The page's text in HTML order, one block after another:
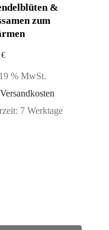
&
zum
€
% MwSt.
Versandkosten
7 Werktage